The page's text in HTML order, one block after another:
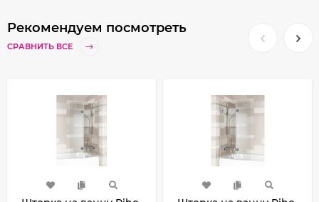
Рекомендуем посмотреть
СРАВНИТЬ ВСЕ